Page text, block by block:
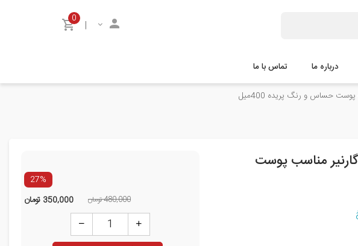
|
0
درباره ما تماس با ما
حساس و رنگ پریده 400میل
مناسب پوست
27%
480,000 تومان 350,000 تومان